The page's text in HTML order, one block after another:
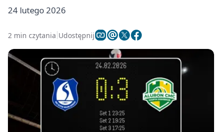
24 lutego 2026
2 min czytania Udostępnij